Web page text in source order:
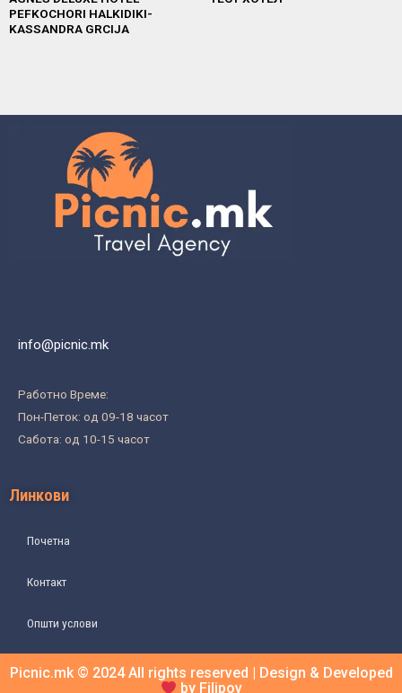
PEFKOCHORI HALKIDIKI-
KASSANDRA GRCIJA
info@picnic.mk
Работно Време:
Пон-Петок: од 09-18 часот
Сабота: од 10-15 часот
Линкови
Почетна
Контакт
Општи услови
Picnic.mk © 2024 All rights reserved | Design & Developed
by Filipov